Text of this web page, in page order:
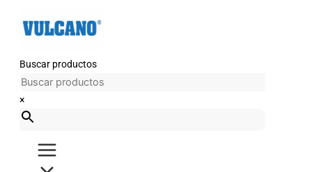
Buscar productos
×